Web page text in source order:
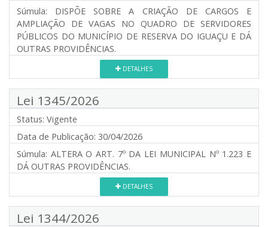
Súmula: DISPÕE SOBRE A CRIAÇÃO DE CARGOS E
AMPLIAÇÃO DE VAGAS NO QUADRO DE SERVIDORES
PÚBLICOS DO MUNICÍPIO DE RESERVA DO IGUAÇU E DÁ
OUTRAS PROVIDÊNCIAS.
DETALHES
Lei 1345/2026
Status: Vigente
Data de Publicação: 30/04/2026
Súmula: ALTERA O ART. 7º DA LEI MUNICIPAL Nº 1.223 E
DÁ OUTRAS PROVIDÊNCIAS.
DETALHES
Lei 1344/2026